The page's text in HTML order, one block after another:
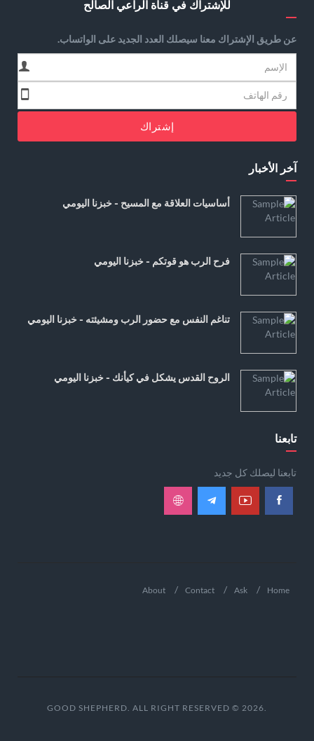
للإشتراك في قناة الراعي الصالح
عن طريق الإشتراك معنا سيصلك العدد الجديد على الواتساب.
إشتراك
آخر الأخبار
أساسيات العلاقة مع المسيح - خبزنا اليومي
فرح الرب هو قوتكم - خبزنا اليومي
تناغم النفس مع حضور الرب ومشيئته - خبزنا اليومي
الروح القدس يشكل في كيأنك - خبزنا اليومي
تابعنا
تابعنا ليصلك كل جديد
Home
Ask
Contact
About